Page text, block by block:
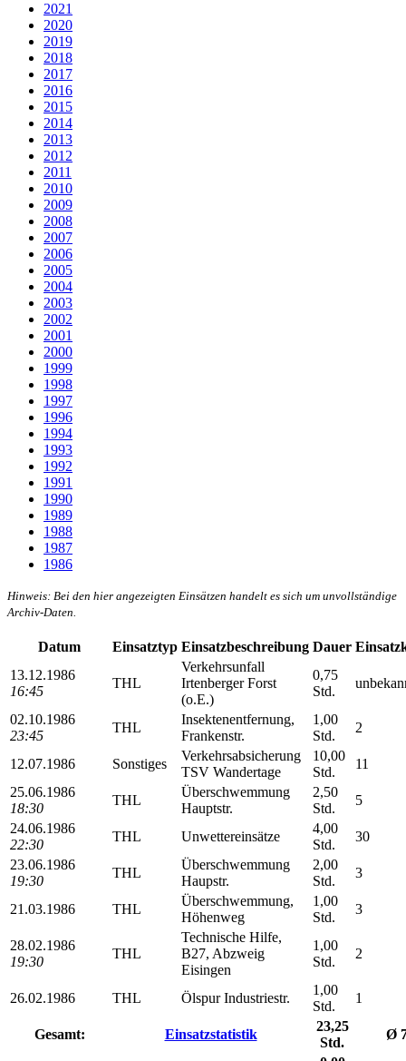
2021
2020
2019
2018
2017
2016
2015
2014
2013
2012
2011
2010
2009
2008
2007
2006
2005
2004
2003
2002
2001
2000
1999
1998
1997
1996
1994
1993
1992
1991
1990
1989
1988
1987
1986
Hinweis: Bei den hier angezeigten Einsätzen handelt es sich um unvollständige
Archiv-Daten.
Datum Einsatztyp Einsatzbeschreibung Dauer
Gesamt: Einsatzstatistik
23,25
Std.
Ø
13.12.1986
16:45
THL
Verkehrsunfall
Irtenberger Forst
(o.E.)
0,75
Std.
02.10.1986
23:45
THL
Insektenentfernung,
Frankenstr.
1,00
Std.
2
12.07.1986 Sonstiges
Verkehrsabsicherung
TSV Wandertage
10,00
Std.
11
25.06.1986
18:30
THL
Überschwemmung
Hauptstr.
2,50
Std.
5
24.06.1986
22:30
THL Unwettereinsätze
4,00
Std.
30
23.06.1986
19:30
THL
Überschwemmung
Haupstr.
2,00
Std.
3
21.03.1986 THL
Überschwemmung,
Höhenweg
1,00
Std.
3
28.02.1986
19:30
THL
Technische Hilfe,
B27, Abzweig
Eisingen
1,00
Std.
2
26.02.1986 THL Ölspur Industriestr.
1,00
Std.
1